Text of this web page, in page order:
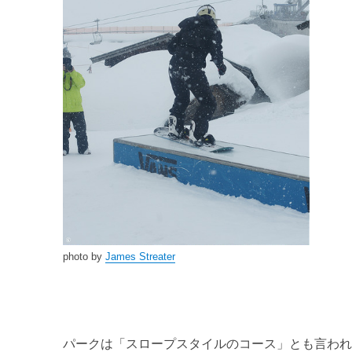
photo byJames Streater
パークは「スロープスタイルのコース」とも言わ